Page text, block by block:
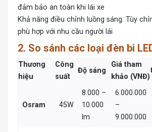
đảm bảo an toàn khi lái xe
Khả năng điều chỉnh luồng sáng: Tùy
phù hợp với nhu cầu người lái
2. So sánh các loại đèn bi
Thương
hiệu
Công
suất
Độ sáng
Giá tham
khảo (VNĐ)
Osram 45W
8.000 –
10.000
lm
6.000.000
–
9.000.000